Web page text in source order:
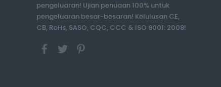
pengeluaran! Ujian penuaan 100% untuk
pengeluaran besar-besaran! Kelulusan CE,
CB, RoHs, SASO, CQC, CCC & ISO 9001: 2008!